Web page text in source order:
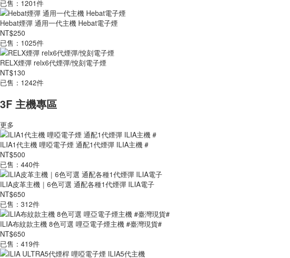
已售：1201件
Hebat煙彈 通用一代主機 Hebat電子煙
NT$250
已售：1025件
RELX煙彈 relx6代煙彈/悅刻電子煙
NT$130
已售：1242件
3F 主機專區
更多
ILIA1代主機 哩啞電子煙 通配1代煙彈 ILIA主機 #
NT$500
已售：440件
ILIA皮革主機｜6色可選 通配各種1代煙彈 ILIA電子
NT$650
已售：312件
ILIA布紋款主機 8色可選 哩亞電子煙主機 #臺灣現貨#
NT$650
已售：419件